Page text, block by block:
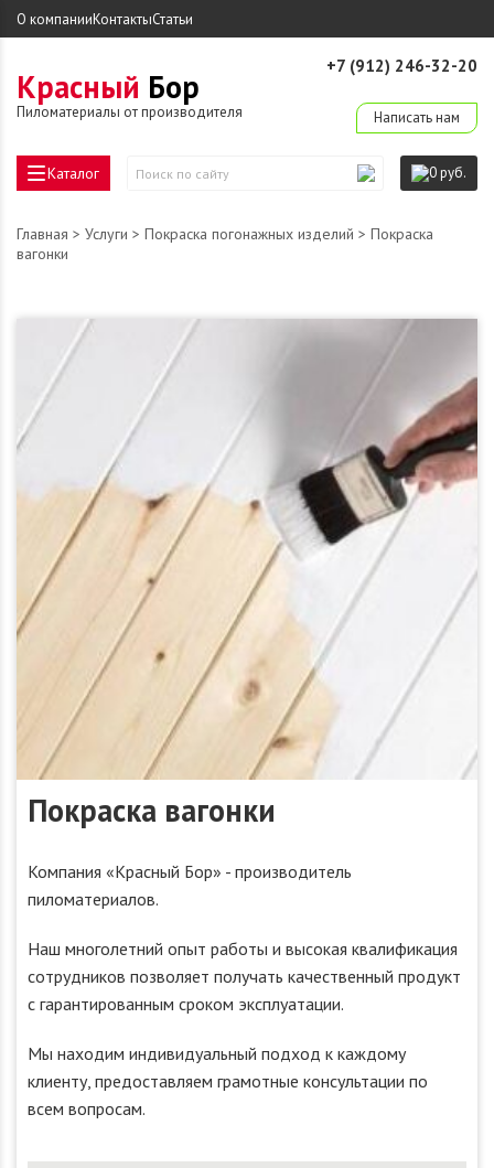
О компанииКонтактыСтатьи
Красный Бор
Пиломатериалы от производителя
+7 (912) 246-32-20
Написать нам
Каталог
Поиск
сайту
0 руб.
Главная > Услуги > Покраска погонажных изделий > Покраска
вагонки
Покраска вагонки
Компания «Красный Бор» - производитель
пиломатериалов.
Наш многолетний опыт работы и высокая квалификация
сотрудников позволяет получать качественный продукт
с гарантированным сроком эксплуатации.
Мы находим индивидуальный подход к каждому
клиенту, предоставляем грамотные консультации по
всем вопросам.